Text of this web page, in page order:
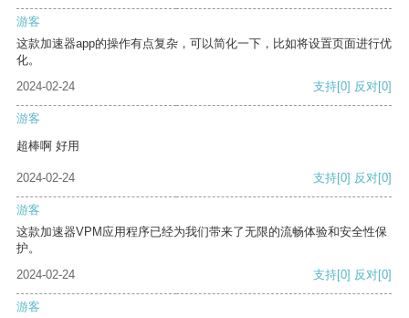
游客
这款加速器app的操作有点复杂，可以简化一下，比如将设置页面进行优
化。
2024-02-24
支持[0] 反对[0]
游客
超棒啊 好用
2024-02-24 支持[0] 反对[0]
游客
这款加速器VPM应用程序已经为我们带来了无限的流畅体验和安全性保
护。
2024-02-24
支持[0] 反对[0]
游客